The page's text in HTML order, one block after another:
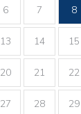
6 7 8
13 14 15
20 21 22
27 28 29